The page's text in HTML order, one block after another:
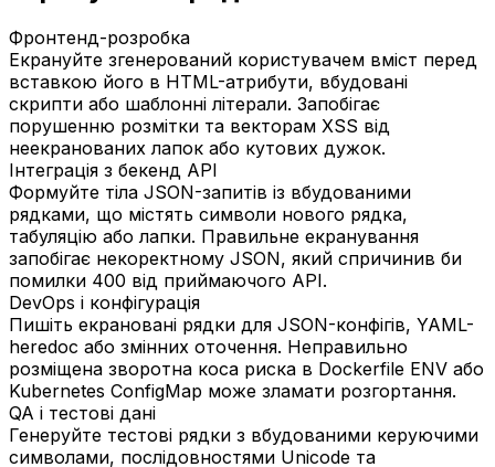
Фронтенд-розробка
Екрануйте згенерований користувачем вміст перед
вставкою його в HTML-атрибути, вбудовані
скрипти або шаблонні літерали. Запобігає
порушенню розмітки та векторам XSS від
неекранованих лапок або кутових дужок.
Інтеграція з бекенд API
Формуйте тіла JSON-запитів із вбудованими
рядками, що містять символи нового рядка,
табуляцію або лапки. Правильне екранування
запобігає некоректному JSON, який спричинив би
помилки 400 від приймаючого API.
DevOps і конфігурація
Пишіть екрановані рядки для JSON-конфігів, YAML-
heredoc або змінних оточення. Неправильно
розміщена зворотна коса риска в Dockerfile ENV або
Kubernetes ConfigMap може зламати розгортання.
QA і тестові дані
Генеруйте тестові рядки з вбудованими керуючими
символами, послідовностями Unicode та